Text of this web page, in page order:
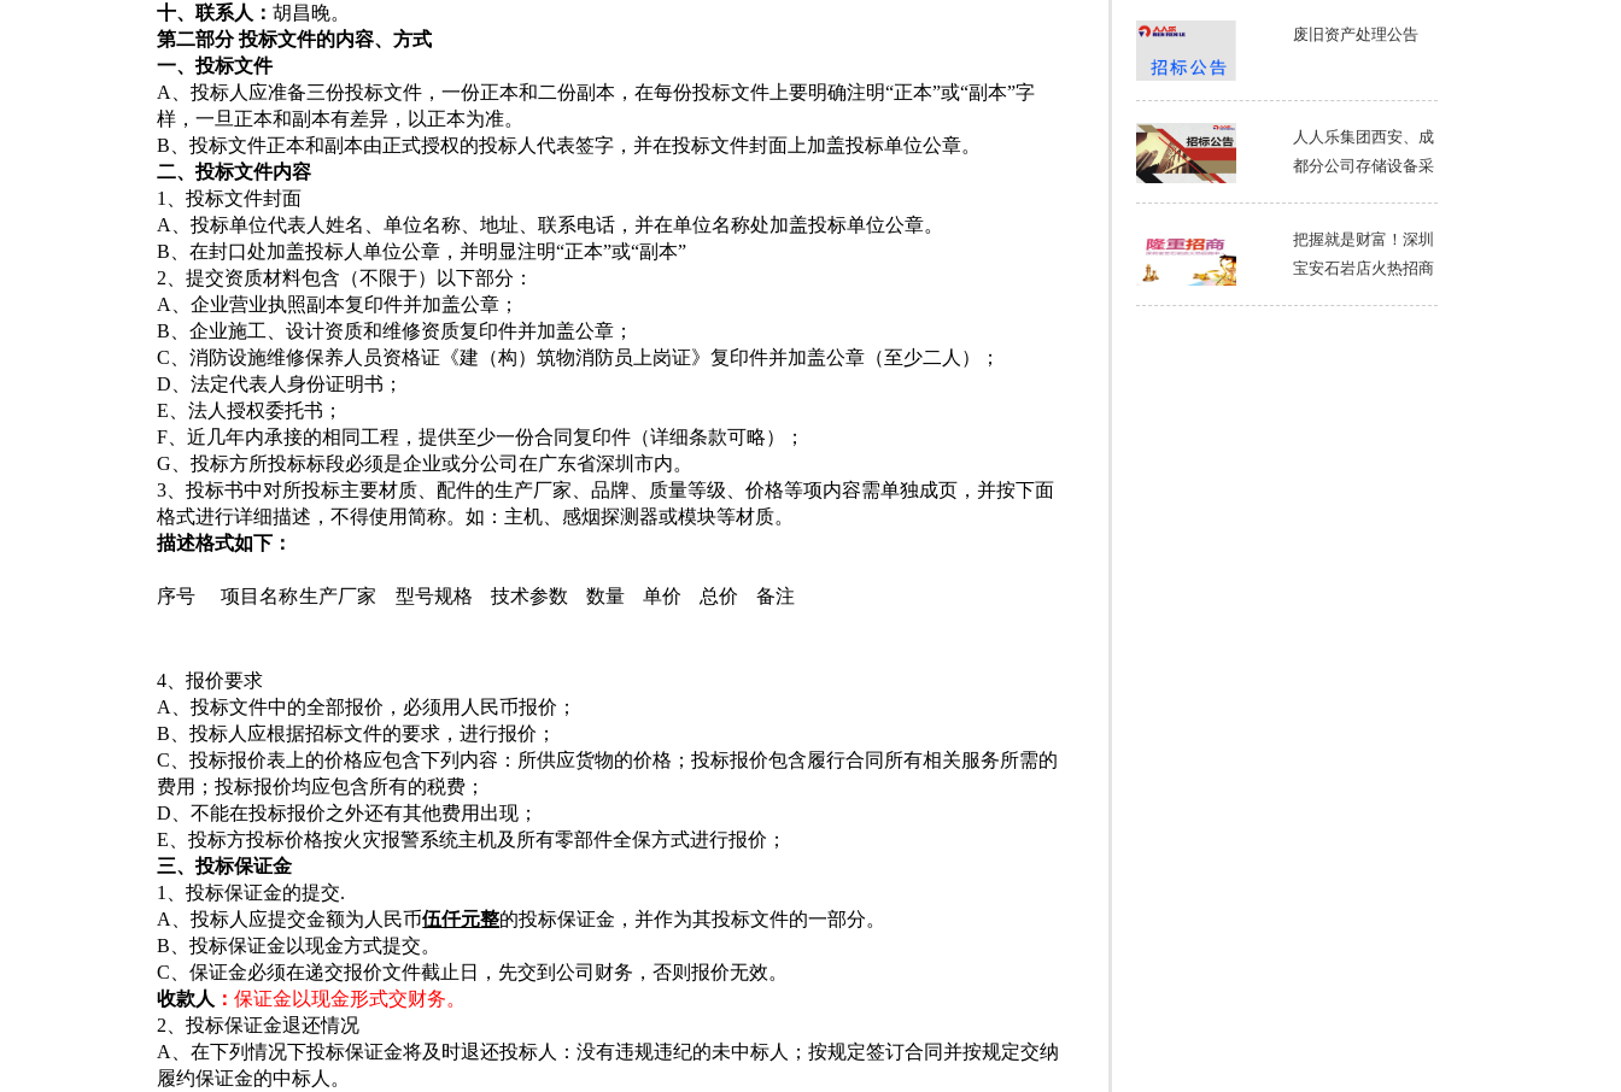
十、联系人：胡昌晚。
第二部分 投标文件的内容、方式
一、投标文件
A
、投标人应准备三份投标文件，一份正本和二份副本，在每份投标文件上要明确注明“正本”或“副本”字
样，一旦正本和副本有差异，以正本为准。
B 、投标文件正本和副本由正式授权的投标人代表签字，并在投标文件封面上加盖投标单位公章。
二、投标文件内容
1
、投标文件封面
A
、投标单位代表人姓名、单位名称、地址、联系电话，并在单位名称处加盖投标单位公章。
B 、在封口处加盖投标人单位公章，并明显注明“正本”或“副本”
2 、提交资质材料包含（不限于）以下部分：
A
、企业营业执照副本复印件并加盖公章；
B 、企业施工、设计资质和维修资质复印件并加盖公章；
C 、消防设施维修保养人员资格证《建（构）筑物消防员上岗证》复印件并加盖公章（至少二人）；
D 、法定代表人身份证明书；
E 、法人授权委托书；
F 、近几年内承接的相同工程，提供至少一份合同复印件（详细条款可略）；
G 、投标方所投标标段必须是企业或分公司在广东省深圳市内。
3 、投标书中对所投标主要材质、配件的生产厂家、品牌、质量等级、价格等项内容需单独成页，并按下面
格式进行详细描述，不得使用简称。如：主机、感烟探测器或模块等材质。
描述格式如下：
序号 项目名称生产厂家 型号规格 技术参数 数量 单价 总价 备注
4 、报价要求
A
、投标文件中的全部报价，必须用人民币报价；
B 、投标人应根据招标文件的要求，进行报价；
C 、投标报价表上的价格应包含下列内容：所供应货物的价格；投标报价包含履行合同所有相关服务所需的
费用；投标报价均应包含所有的税费；
D 、不能在投标报价之外还有其他费用出现；
E 、投标方投标价格按火灾报警系统主机及所有零部件全保方式进行报价；
三、投标保证金
1
、投标保证金的提交.
A
、投标人应提交金额为人民币伍仟元整的投标保证金，并作为其投标文件的一部分。
B 、投标保证金以现金方式提交。
C 、保证金必须在递交报价文件截止日，先交到公司财务，否则报价无效。
收款人 ：保证金以现金形式交财务。
2 、投标保证金退还情况
A
、在下列情况下投标保证金将及时退还投标人：没有违规违纪的未中标人；按规定签订合同并按规定交纳
履约保证金的中标人。
废旧资产处理公告
人人乐集团西安、成
都分公司存储设备采
把握就是财富！深圳
宝安石岩店火热招商